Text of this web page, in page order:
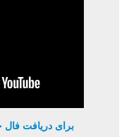
برای دریافت فال